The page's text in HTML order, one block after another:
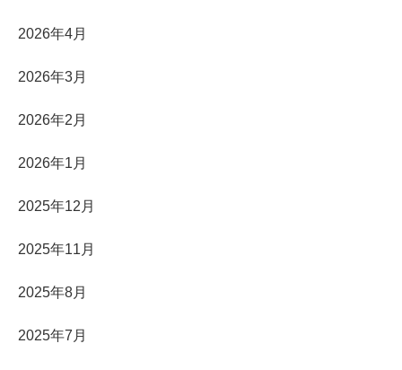
2026年4月
2026年3月
2026年2月
2026年1月
2025年12月
2025年11月
2025年8月
2025年7月